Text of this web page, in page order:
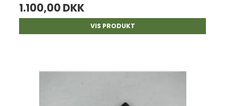
1.100,00 DKK
VIS PRODUKT